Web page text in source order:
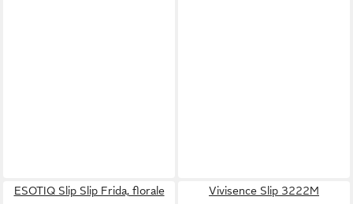
ESOTIQ Slip Slip Frida, florale
Vivisence Slip 3222M